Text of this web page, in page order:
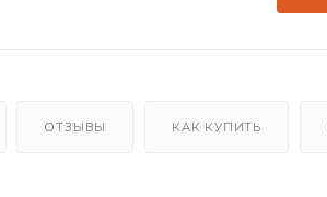
ОТЗЫВЫ КАК КУПИТЬ